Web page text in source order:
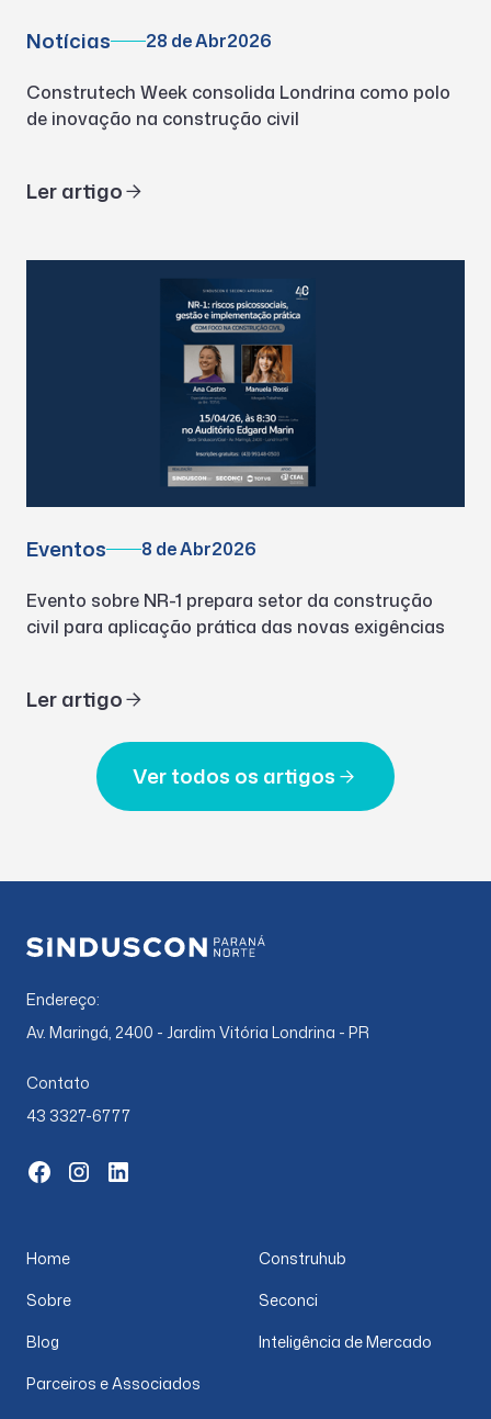
Notícias 28 de Abr2026
Construtech Week consolida Londrina como polo
de inovação na construção civil
Ler artigo
Eventos 8 de Abr2026
Evento sobre NR-1 prepara setor da construção
civil para aplicação prática das novas exigências
Ler artigo
Ver todos os artigos
Endereço:
Av. Maringá, 2400 - Jardim Vitória Londrina - PR
Contato
43 3327-6777
Home
Sobre
Blog
Parceiros e Associados
Construhub
Seconci
Inteligência de Mercado